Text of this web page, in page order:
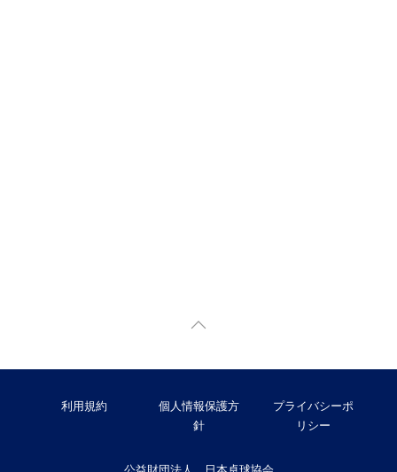
利用規約
個人情報保護方
針
プライバシーポ
リシー